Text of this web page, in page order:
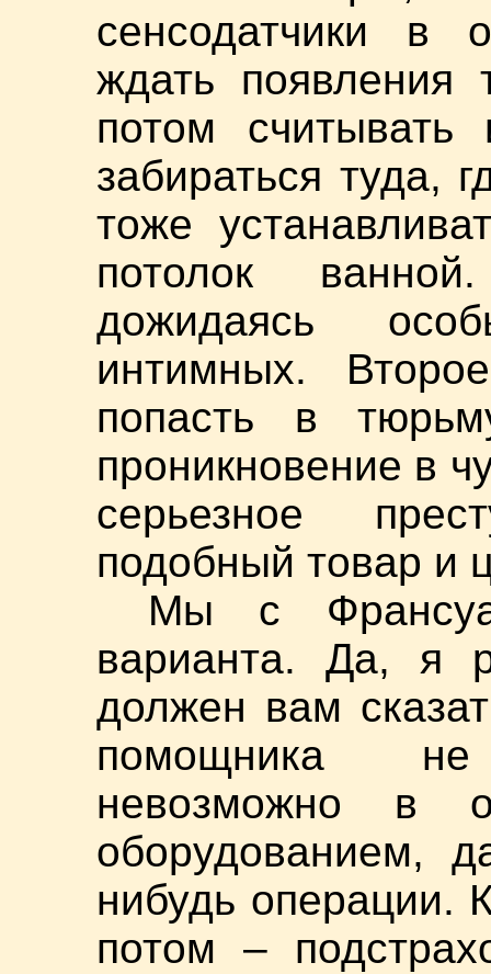
сенсодатчики в
ждать
потом
забираться туда,
тоже
потолок
дожидаясь
интимных.
попасть в
проникновение в
серьезное
подобный товар и
Мы с
варианта. Да, я
должен вам
помощника
невозможно в
оборудованием,
нибудь операции.
потом –